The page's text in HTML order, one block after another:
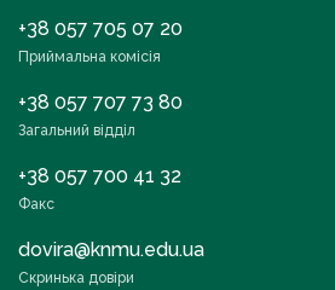
+38 057 705 07 20
Приймальна комісія
+38 057 707 73 80
Загальний відділ
+38 057 700 41 32
Факс
dovira@knmu.edu.ua
Скринька довіри